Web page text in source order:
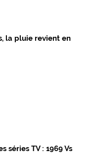
la pluie revient en
séries TV : 1969 Vs